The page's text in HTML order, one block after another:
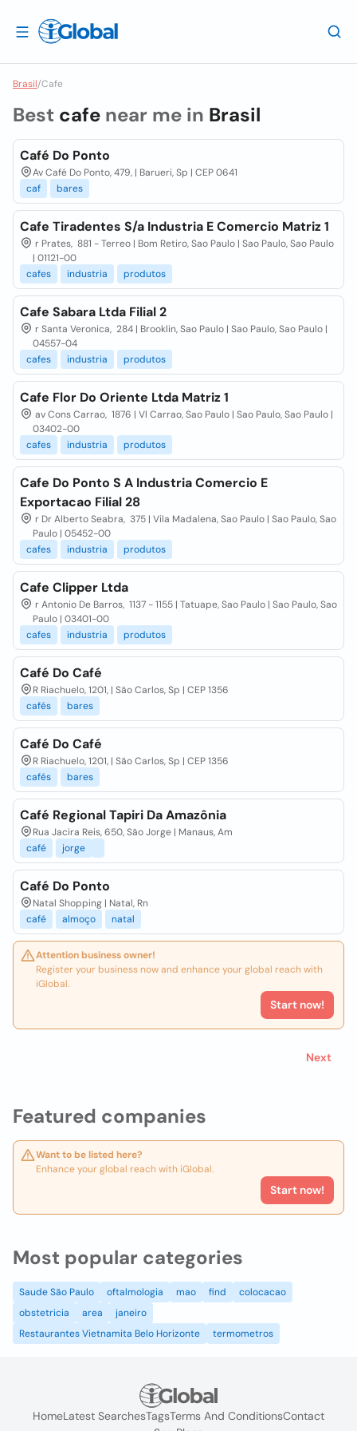
Brasil/Cafe
Featured companies
Want to be listed here?
Enhance your global reach with iGlobal.
Start now!
Best cafe near me in Brasil
Café Do Ponto
Av Café Do Ponto, 479, | Barueri, Sp | CEP 0641
caf
bares
Cafe Tiradentes S/a Industria E Comercio Matriz 1
r Prates, 881 - Terreo | Bom Retiro, Sao Paulo | Sao Paulo, Sao Paulo
| 01121-00
cafes
industria produtos
Cafe Sabara Ltda Filial 2
r Santa Veronica, 284 | Brooklin, Sao Paulo | Sao Paulo, Sao Paulo |
04557-04
cafes
industria produtos
Cafe Flor Do Oriente Ltda Matriz 1
av Cons Carrao, 1876 | Vl Carrao, Sao Paulo | Sao Paulo, Sao Paulo |
03402-00
cafes
industria produtos
Cafe Do Ponto S A Industria Comercio E
Exportacao Filial 28
r Dr Alberto Seabra, 375 | Vila Madalena, Sao Paulo | Sao Paulo, Sao
Paulo | 05452-00
cafes
industria produtos
Cafe Clipper Ltda
r Antonio De Barros, 1137 - 1155 | Tatuape, Sao Paulo | Sao Paulo, Sao
Paulo | 03401-00
cafes
industria produtos
Café Do Café
R Riachuelo, 1201, | São Carlos, Sp | CEP 1356
cafés
bares
Café Do Café
R Riachuelo, 1201, | São Carlos, Sp | CEP 1356
cafés
bares
Café Regional Tapiri Da Amazônia
Rua Jacira Reis, 650, São Jorge | Manaus, Am
café
jorge
Café Do Ponto
Natal Shopping | Natal, Rn
café
almoço natal
Attention business owner!
Register your business now and enhance your global reach with
iGlobal.
Start now!
Next
Most popular categories
Saude São Paulo oftalmologia mao find
colocacao
obstetricia
area
janeiro
Restaurantes Vietnamita Belo Horizonte
termometros
HomeLatest SearchesTagsTerms And ConditionsContact